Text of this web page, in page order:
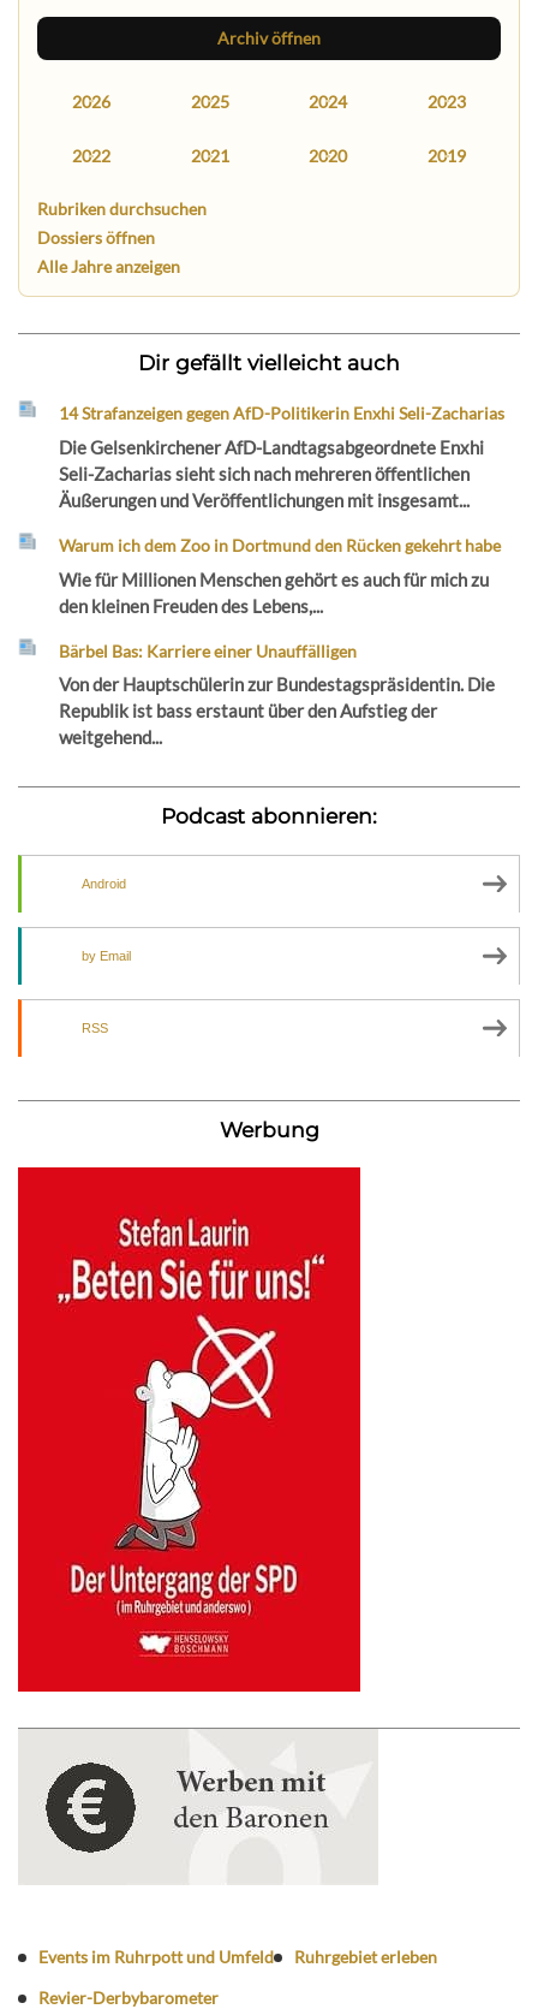
Archiv öffnen
2026 2025 2024 2023
2022 2021 2020 2019
Rubriken durchsuchen
Dossiers öffnen
Alle Jahre anzeigen
Dir gefällt vielleicht auch
14 Strafanzeigen gegen AfD-Politikerin Enxhi Seli-Zacharias
Die Gelsenkirchener AfD-Landtagsabgeordnete Enxhi
Seli-Zacharias sieht sich nach mehreren öffentlichen
Äußerungen und Veröffentlichungen mit insgesamt...
Warum ich dem Zoo in Dortmund den Rücken gekehrt habe
Wie für Millionen Menschen gehört es auch für mich zu
den kleinen Freuden des Lebens,...
Bärbel Bas: Karriere einer Unauffälligen
Von der Hauptschülerin zur Bundestagspräsidentin. Die
Republik ist bass erstaunt über den Aufstieg der
weitgehend...
Podcast abonnieren:
Android
by Email
RSS
Werbung
Events im Ruhrpott und Umfeld
Ruhrgebiet erleben
Revier-Derbybarometer